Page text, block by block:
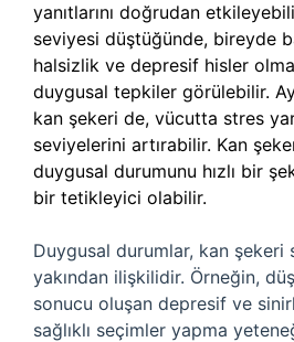
yanıtlarını doğrudan
seviyesi düştüğünde, bireyde
halsizlik ve depresif hisler
duygusal tepkiler görülebilir.
kan şekeri de, vücutta stres
seviyelerini artırabilir. Kan
duygusal durumunu hızlı bir
bir tetikleyici olabilir.
Duygusal durumlar, kan şekeri
yakından ilişkilidir. Örneğin,
sonucu oluşan depresif ve
sağlıklı seçimler yapma